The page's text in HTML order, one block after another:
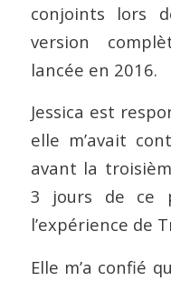
conjoints lors
version
lancée en 2016.
Jessica est
elle m’avait
avant la
3 jours de ce
l’expérience de
Elle m’a confié